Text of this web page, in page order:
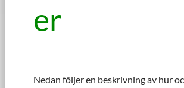
er
Nedan följer en beskrivning av hur